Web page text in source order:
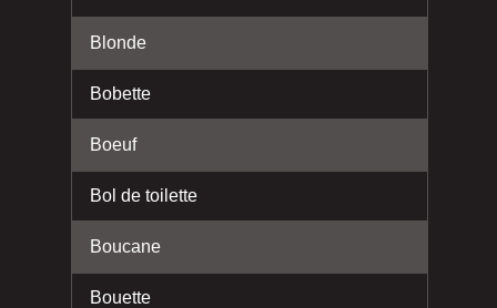
Blonde
Bobette
Boeuf
Bol de toilette
Boucane
Bouette